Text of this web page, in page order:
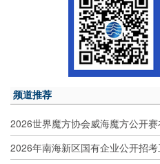
频道推荐
2026世界魔方协会威海魔方公开
2026年南海新区国有企业公开招